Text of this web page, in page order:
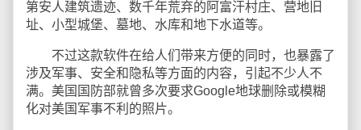
第安人建筑遗迹、数千年荒弃的阿富汗村庄、营地旧
址、小型城堡、墓地、水库和地下水道等。
不过这款软件在给人们带来方便的同时，也暴露了
涉及军事、安全和隐私等方面的内容，引起不少人不
满。美国国防部就曾多次要求Google地球删除或模糊
化对美国军事不利的照片。